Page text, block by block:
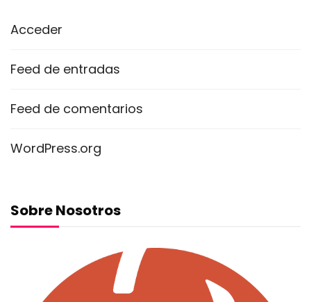
Acceder
Feed de entradas
Feed de comentarios
WordPress.org
Sobre Nosotros